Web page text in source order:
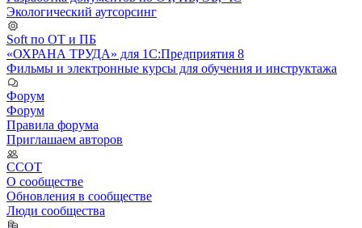
Экологический аутсорсинг
Soft по ОТ и ПБ
«ОХРАНА ТРУДА» для 1С:Предприятия 8
Фильмы и электронные курсы для обучения и инструктажа
Форум
Форум
Правила форума
Приглашаем авторов
ССОТ
О сообществе
Обновления в сообществе
Люди сообщества